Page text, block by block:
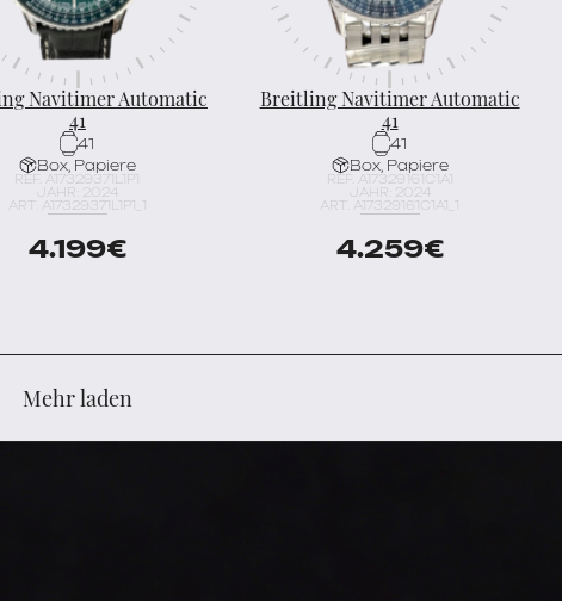
Navitimer Automatic
41
41
Box, Papiere
REF. A17329371L1P1
JAHR: 2024
ART. A17329371L1P1_1
4.199€
Breitling Navitimer Automatic
41
41
Box, Papiere
REF. A17329161C1A1
JAHR: 2024
ART. A17329161C1A1_1
4.259€
Mehr laden